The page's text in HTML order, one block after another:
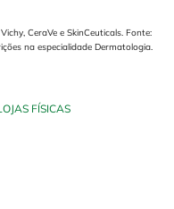
CeraVe e SkinCeuticals. Fonte:
na especialidade Dermatologia.
FÍSICAS